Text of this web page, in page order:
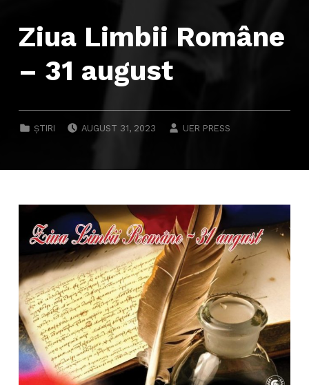
Ziua Limbii Române
– 31 august
CATEGORIZED IN:
ȘTIRI AUGUST 31, 2023 UER PRESS